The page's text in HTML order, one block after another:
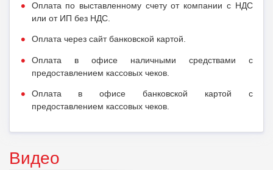
Оплата по выставленному счету от компании с НДС
или от ИП без НДС.
Оплата через сайт банковской картой.
Оплата в офисе наличными средствами с
предоставлением кассовых чеков.
Оплата в офисе банковской картой с
предоставлением кассовых чеков.
Видео